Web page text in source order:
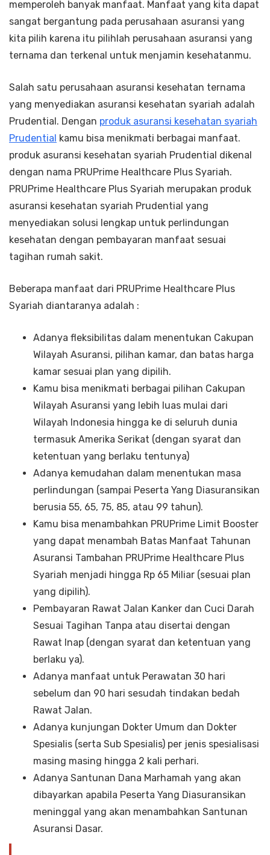
memperoleh banyak manfaat. Manfaat yang kita dapat
sangat bergantung pada perusahaan asuransi yang
kita pilih karena itu pilihlah perusahaan asuransi yang
ternama dan terkenal untuk menjamin kesehatanmu.
Salah satu perusahaan asuransi kesehatan ternama
yang menyediakan asuransi kesehatan syariah adalah
Prudential. Dengan produk asuransi kesehatan syariah
Prudential kamu bisa menikmati berbagai manfaat.
produk asuransi kesehatan syariah Prudential dikenal
dengan nama PRUPrime Healthcare Plus Syariah.
PRUPrime Healthcare Plus Syariah merupakan produk
asuransi kesehatan syariah Prudential yang
menyediakan solusi lengkap untuk perlindungan
kesehatan dengan pembayaran manfaat sesuai
tagihan rumah sakit.
Beberapa manfaat dari PRUPrime Healthcare Plus
Syariah diantaranya adalah :
Adanya fleksibilitas dalam menentukan Cakupan
Wilayah Asuransi, pilihan kamar, dan batas harga
kamar sesuai plan yang dipilih.
Kamu bisa menikmati berbagai pilihan Cakupan
Wilayah Asuransi yang lebih luas mulai dari
Wilayah Indonesia hingga ke di seluruh dunia
termasuk Amerika Serikat (dengan syarat dan
ketentuan yang berlaku tentunya)
Adanya kemudahan dalam menentukan masa
perlindungan (sampai Peserta Yang Diasuransikan
berusia 55, 65, 75, 85, atau 99 tahun).
Kamu bisa menambahkan PRUPrime Limit Booster
yang dapat menambah Batas Manfaat Tahunan
Asuransi Tambahan PRUPrime Healthcare Plus
Syariah menjadi hingga Rp 65 Miliar (sesuai plan
yang dipilih).
Pembayaran Rawat Jalan Kanker dan Cuci Darah
Sesuai Tagihan Tanpa atau disertai dengan
Rawat Inap (dengan syarat dan ketentuan yang
berlaku ya).
Adanya manfaat untuk Perawatan 30 hari
sebelum dan 90 hari sesudah tindakan bedah
Rawat Jalan.
Adanya kunjungan Dokter Umum dan Dokter
Spesialis (serta Sub Spesialis) per jenis spesialisasi
masing masing hingga 2 kali perhari.
Adanya Santunan Dana Marhamah yang akan
dibayarkan apabila Peserta Yang Diasuransikan
meninggal yang akan menambahkan Santunan
Asuransi Dasar.